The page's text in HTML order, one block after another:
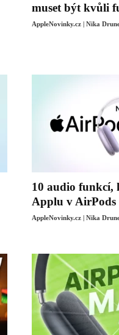
muset být kvůli
AppleNovinky.cz | Nika
10 audio funkcí,
Applu v AirPods
AppleNovinky.cz | Nika